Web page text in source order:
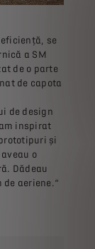
se
a SM
de o parte
de capota
de design
inspirat
și
o
Dădeau
de aeriene.“